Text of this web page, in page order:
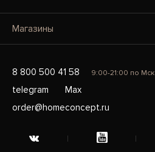
Магазины
8 800 500 41 58 9:00-21:00 по Мск
telegram
Max
order@homeconcept.ru